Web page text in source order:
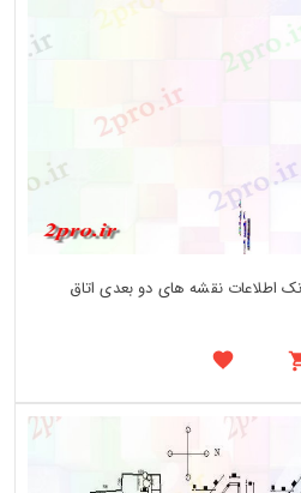
اطلاعات نقشه های دو بعدی اتاق